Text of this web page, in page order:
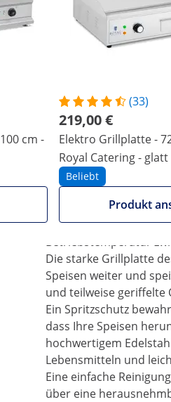
cm -
(33)
219,00 €
Elektro Grillplatte -
Royal Catering - glatt
Beliebt
Produkt
leckere Spezialitäten
von Royal
verwöhnen. Ob
sind Ihrer Fantasie
eine hygienische und
Einsatz in Großküchen – von
Kochgeräte für
Catering
Das vollautomatische
leistungsfähigen
Betriebstemperatur
Die starke Grillplatte
Speisen weiter und
und teilweise geriffelte
Ein Spritzschutz
dass Ihre Speisen
hochwertigem
Lebensmitteln und
Eine einfache
über eine